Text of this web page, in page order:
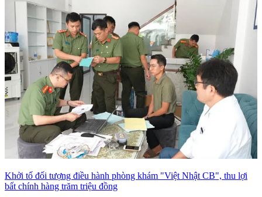
Khởi tố đối tượng điều hành phòng khám "Việt Nhật CB", thu lợi
bất chính hàng trăm triệu đồng